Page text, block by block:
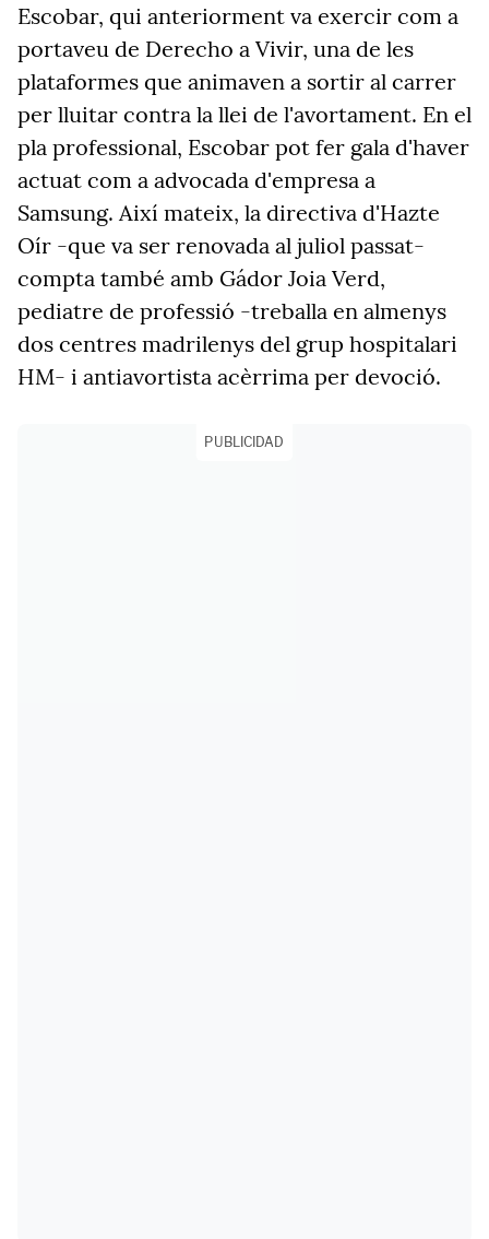
Escobar, qui anteriorment va exercir com a
portaveu de Derecho a Vivir, una de les
plataformes que animaven a sortir al carrer
per lluitar contra la llei de l'avortament. En el
pla professional, Escobar pot fer gala d'haver
actuat com a advocada d'empresa a
Samsung. Així mateix, la directiva d'Hazte
Oír -que va ser renovada al juliol passat-
compta també amb Gádor Joia Verd,
pediatre de professió -treballa en almenys
dos centres madrilenys del grup hospitalari
HM- i antiavortista acèrrima per devoció.
PUBLICIDAD